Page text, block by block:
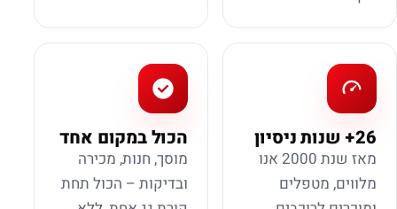
26+ שנות ניסיון
מאז שנת 2000 אנו
מלווים, מטפלים
הכול במקום אחד
מוסך, חנות, מכירה
ובדיקות – הכול תחת